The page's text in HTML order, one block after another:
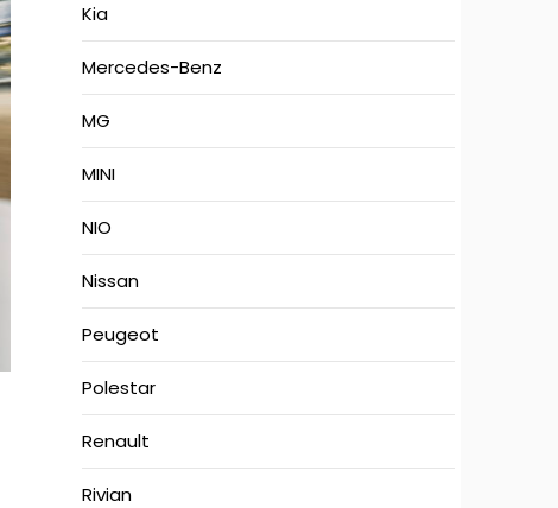
Kia
Mercedes-Benz
MG
MINI
NIO
Nissan
Peugeot
Polestar
Renault
Rivian